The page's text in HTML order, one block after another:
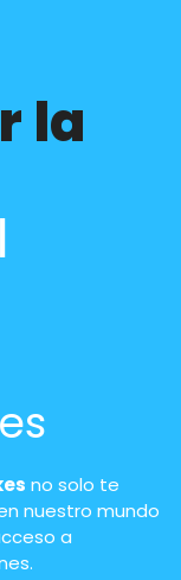
la
no solo te
nuestro mundo
a